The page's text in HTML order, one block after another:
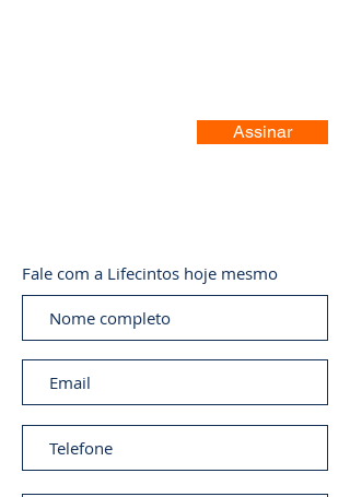
Assinar
Fale com a Lifecintos hoje mesmo